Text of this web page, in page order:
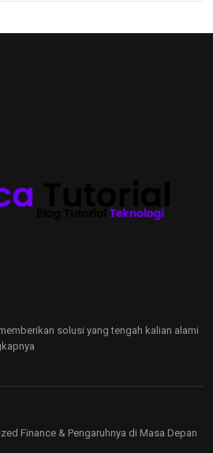
solusi yang tengah kalian alami
Finance & Pengaruhnya di Masa Depan